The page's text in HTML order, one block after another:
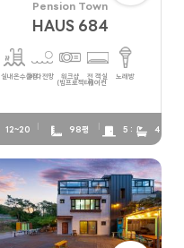
Pension Town
HAUS 684
실내온수풀장바다전망
워크샵
(빔프로젝터)
전 객실
에어컨
노래방
12~20 98평 5 : 4